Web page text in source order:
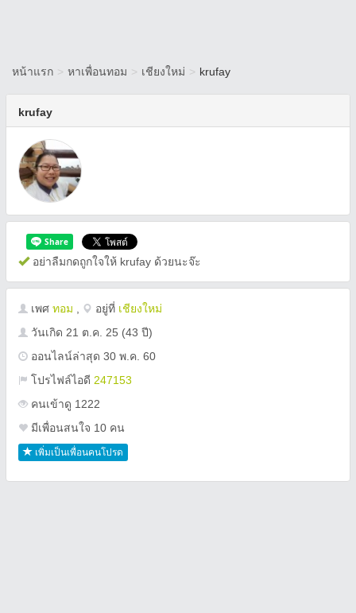
หน้าแรก > หาเพื่อนทอม > เชียงใหม่ > krufay
krufay
อย่าลืมกดถูกใจให้ krufay ด้วยนะจ๊ะ
เพศ ทอม อยู่ที่ เชียงใหม่
วันเกิด 21 ต.ค. 25 (43 ปี)
ออนไลน์ล่าสุด 30 พ.ค. 60
โปรไฟล์ไอดี 247153
คนเข้าดู 1222
มีเพื่อนสนใจ 10 คน
เพิ่มเป็นเพื่อนคนโปรด